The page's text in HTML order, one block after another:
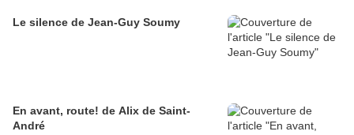
Le silence de Jean-Guy Soumy
En avant, route! de Alix de Saint-
André